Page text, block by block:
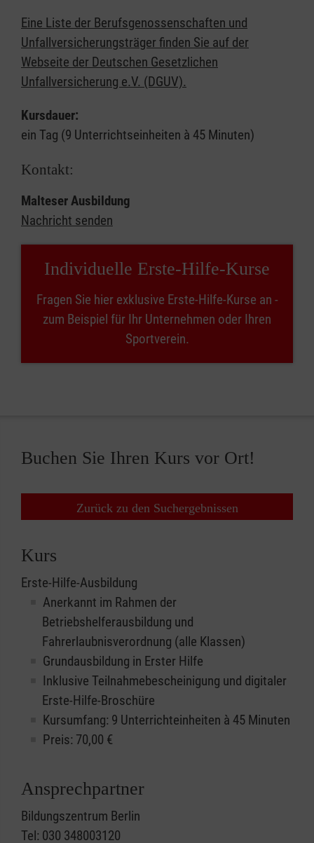
Eine Liste der Berufsgenossenschaften und
Unfallversicherungsträger finden Sie auf der
Webseite der Deutschen Gesetzlichen
Unfallversicherung e.V. (DGUV).
Kursdauer:
ein Tag (9 Unterrichtseinheiten à 45 Minuten)
Kontakt:
Malteser Ausbildung
Nachricht senden
Individuelle Erste-Hilfe-Kurse
Fragen Sie hier exklusive Erste-Hilfe-Kurse an -
zum Beispiel für Ihr Unternehmen oder Ihren
Sportverein.
Buchen Sie Ihren Kurs vor Ort!
Zurück zu den Suchergebnissen
Kurs
Erste-Hilfe-Ausbildung
Anerkannt im Rahmen der
Betriebshelferausbildung und
Fahrerlaubnisverordnung (alle Klassen)
Grundausbildung in Erster Hilfe
Inklusive Teilnahmebescheinigung und digitaler
Erste-Hilfe-Broschüre
Kursumfang: 9 Unterrichteinheiten à 45 Minuten
Preis: 70,00 €
Ansprechpartner
Bildungszentrum Berlin
Tel: 030 348003120